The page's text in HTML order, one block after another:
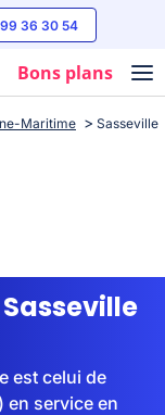
36 30 54
Bons plans
Maritime Sasseville
est celui de
en service en